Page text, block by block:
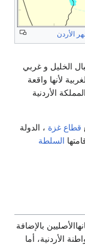
الأردن
الخليل و غربي
لأنها واقعة
الأردنية
قطاع غزة ، الدولة
السلطة
بالإضافة
المواطنة الأردنية، أما